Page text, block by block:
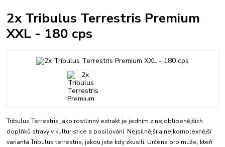
2x Tribulus Terrestris Premium
XXL - 180 cps
Tribulus Terrestris jako rostlinný extrakt je jedním z nejoblíbenějších
doplňků stravy v kulturistice a posilování. Nejsilnější a nejkomplexnější
varianta Tribulus terrestris, jakou jste kdy zkusili. Určena pro muže, kteří